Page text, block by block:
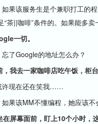
该服务生是个兼职打工的程
“茶||咖啡”条件的。如果能多
一切。
了Google的地址怎么办？
去一家咖啡店吃午饭，柜台
现在还在笑我……
该MM不懂编程，她应该不
幕面前，盯上10个小时，